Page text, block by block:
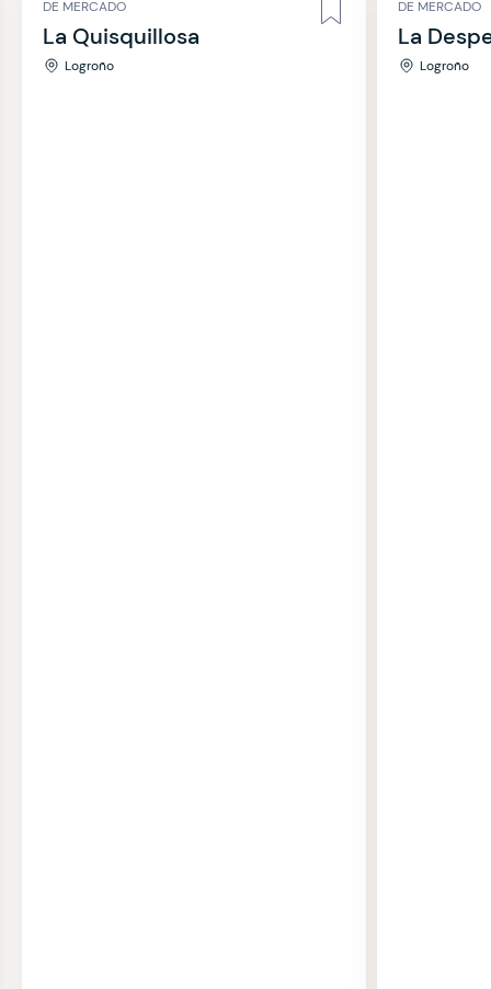
DE MERCADO
La Quisquillosa
Logroño
DE MERCADO
La
Logroño